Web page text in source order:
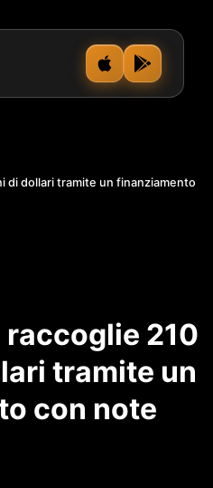
di dollari tramite un finanziamento
210
tramite un
con note